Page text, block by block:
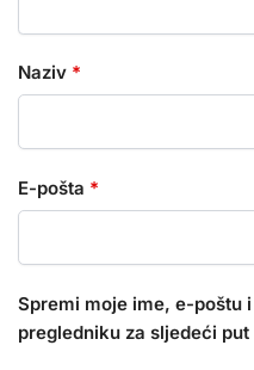
Naziv *
E-pošta *
Spremi moje ime, e-poštu
pregledniku za sljedeći